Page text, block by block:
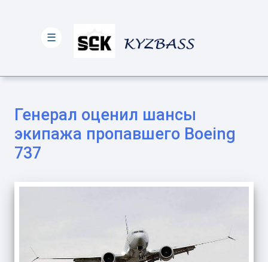
Генерал оценил шансы
экипажа пропавшего Boeing
737
☰